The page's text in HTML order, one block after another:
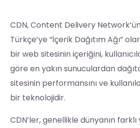
CDN, Content Delivery Network’ün
Türkçe’ye “İçerik Dağıtım Ağı”
bir web sitesinin içeriğini,
göre en yakın sunuculardan
sitesinin performansını ve
bir teknolojidir.
CDN’ler, genellikle dünyanın